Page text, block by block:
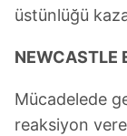
üstünlüğü
NEWCASTLE
Mücadelede
reaksiyon